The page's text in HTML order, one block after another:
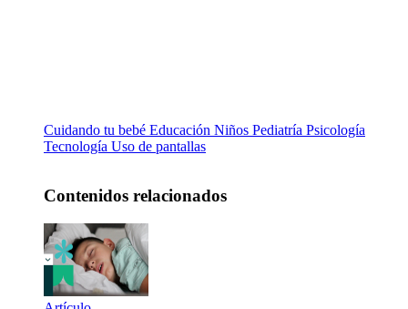
Cuidando tu bebé Educación Niños Pediatría Psicología
Tecnología Uso de pantallas
Contenidos relacionados